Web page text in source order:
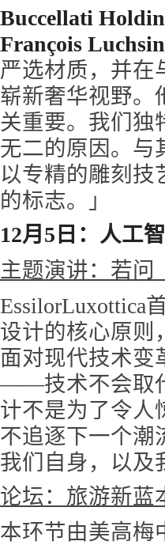
Buccellati
François
严选材质，并在
崭新奢华视野。
关重要。我们独
无二的原因。与
以专精的雕刻
的标志。」
12月5日：人工
主题演讲：若问
EssilorLuxottica
设计的核心原则
面对现代技术变
——技术不会取
计不是为了令人
不追逐下一个潮
我们自身，以及
论坛：旅游新蓝
本环节由美高梅